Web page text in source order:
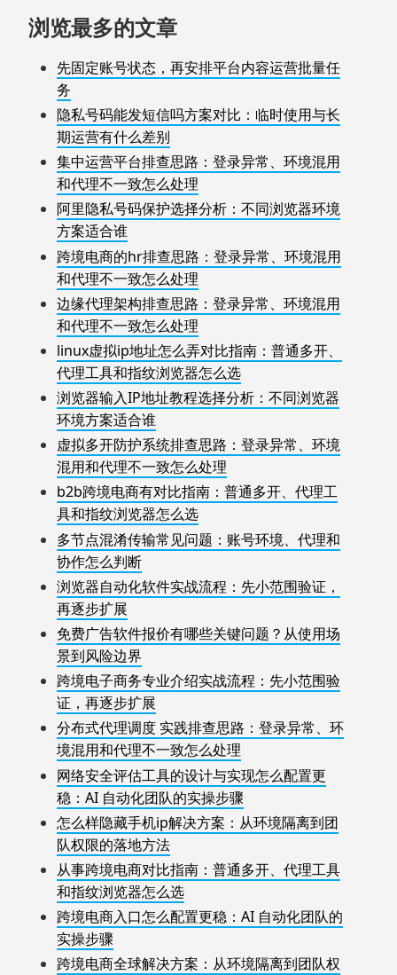
浏览最多的文章
先固定账号状态，再安排平台内容运营批量任
务
隐私号码能发短信吗方案对比：临时使用与长
期运营有什么差别
集中运营平台排查思路：登录异常、环境混用
和代理不一致怎么处理
阿里隐私号码保护选择分析：不同浏览器环境
方案适合谁
跨境电商的hr排查思路：登录异常、环境混用
和代理不一致怎么处理
边缘代理架构排查思路：登录异常、环境混用
和代理不一致怎么处理
linux虚拟ip地址怎么弄对比指南：普通多开、
代理工具和指纹浏览器怎么选
浏览器输入IP地址教程选择分析：不同浏览器
环境方案适合谁
虚拟多开防护系统排查思路：登录异常、环境
混用和代理不一致怎么处理
b2b跨境电商有对比指南：普通多开、代理工
具和指纹浏览器怎么选
多节点混淆传输常见问题：账号环境、代理和
协作怎么判断
浏览器自动化软件实战流程：先小范围验证，
再逐步扩展
免费广告软件报价有哪些关键问题？从使用场
景到风险边界
跨境电子商务专业介绍实战流程：先小范围验
证，再逐步扩展
分布式代理调度 实践排查思路：登录异常、环
境混用和代理不一致怎么处理
网络安全评估工具的设计与实现怎么配置更
稳：AI 自动化团队的实操步骤
怎么样隐藏手机ip解决方案：从环境隔离到团
队权限的落地方法
从事跨境电商对比指南：普通多开、代理工具
和指纹浏览器怎么选
跨境电商入口怎么配置更稳：AI 自动化团队的
实操步骤
跨境电商全球解决方案：从环境隔离到团队权